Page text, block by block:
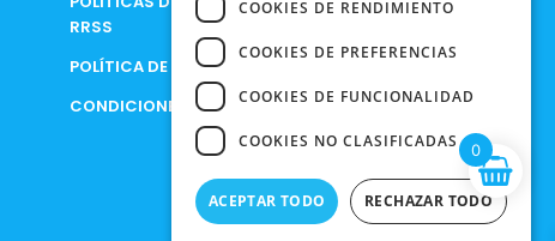
RRSS
POLÍTICA DE PRIVACIDAD
CONDICIONES DE COMPRA
0
COOKIES DE RENDIMIENTO
COOKIES DE PREFERENCIAS
COOKIES DE FUNCIONALIDAD
COOKIES NO CLASIFICADAS
ACEPTAR TODO RECHAZAR TODO